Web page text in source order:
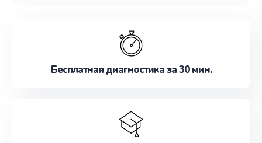
наилучшим образом. Не медлите записаться на
Бесплатная диагностика за 30 мин.